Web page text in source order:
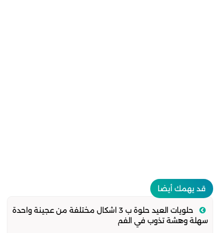
قد يهمك أيضا
حلويات العيد حلوة ب 3 اشكال مختلفة من عجينة واحدة
سهلة وهشة تذوب في الفم